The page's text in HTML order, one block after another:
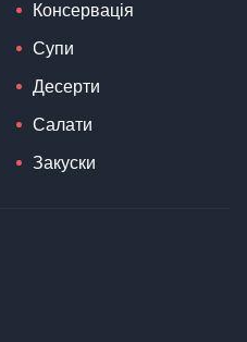
Консервація
Супи
Десерти
Салати
Закуски